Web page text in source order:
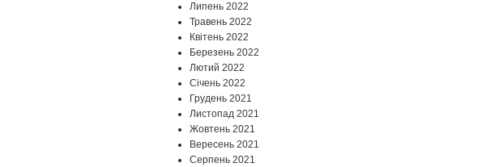
Липень 2022
Травень 2022
Квітень 2022
Березень 2022
Лютий 2022
Січень 2022
Грудень 2021
Листопад 2021
Жовтень 2021
Вересень 2021
Серпень 2021